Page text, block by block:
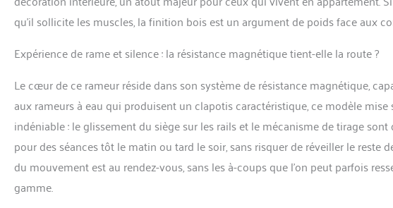
qu’il sollicite les muscles, la finition bois est un argument de poids face aux
Expérience de rame et silence : la résistance magnétique tient-elle la route ?
Le cœur de ce rameur réside dans son système de résistance magnétique,
aux rameurs à eau qui produisent un clapotis caractéristique, ce modèle mise
indéniable : le glissement du siège sur les rails et le mécanisme de tirage
pour des séances tôt le matin ou tard le soir, sans risquer de réveiller le reste
du mouvement est au rendez-vous, sans les à-coups que l’on peut parfois
gamme.